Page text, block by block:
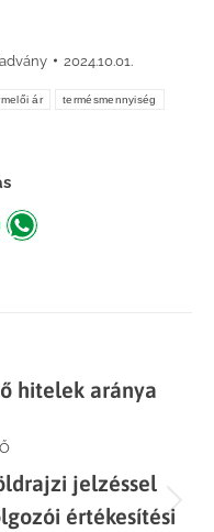
2024.10.01.
ár termésmennyiség
Share
hitelek aránya
jelzéssel
értékesítési